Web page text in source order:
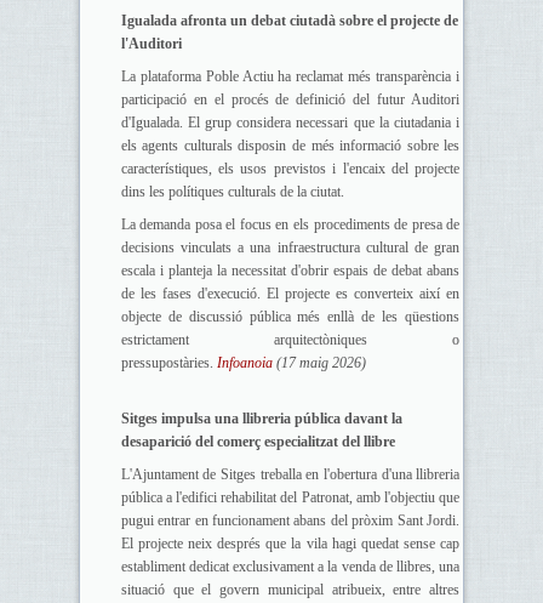
Igualada afronta un debat ciutadà sobre el projecte de
l'Auditori
La plataforma Poble Actiu ha reclamat més transparència i
participació en el procés de definició del futur Auditori
d'Igualada. El grup considera necessari que la ciutadania i
els agents culturals disposin de més informació sobre les
característiques, els usos previstos i l'encaix del projecte
dins les polítiques culturals de la ciutat.
La demanda posa el focus en els procediments de presa de
decisions vinculats a una infraestructura cultural de gran
escala i planteja la necessitat d'obrir espais de debat abans
de les fases d'execució. El projecte es converteix així en
objecte de discussió pública més enllà de les qüestions
estrictament arquitectòniques o
pressupostàries. Infoanoia(17 maig 2026)
Sitges impulsa una llibreria pública davant la
desaparició del comerç especialitzat del llibre
L'Ajuntament de Sitges treballa en l'obertura d'una llibreria
pública a l'edifici rehabilitat del Patronat, amb l'objectiu que
pugui entrar en funcionament abans del pròxim Sant Jordi.
El projecte neix després que la vila hagi quedat sense cap
establiment dedicat exclusivament a la venda de llibres, una
situació que el govern municipal atribueix, entre altres